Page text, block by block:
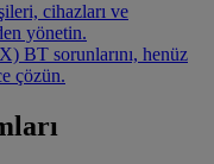
cihazları ve
yönetin.
BT sorunlarını, henüz
çözün.